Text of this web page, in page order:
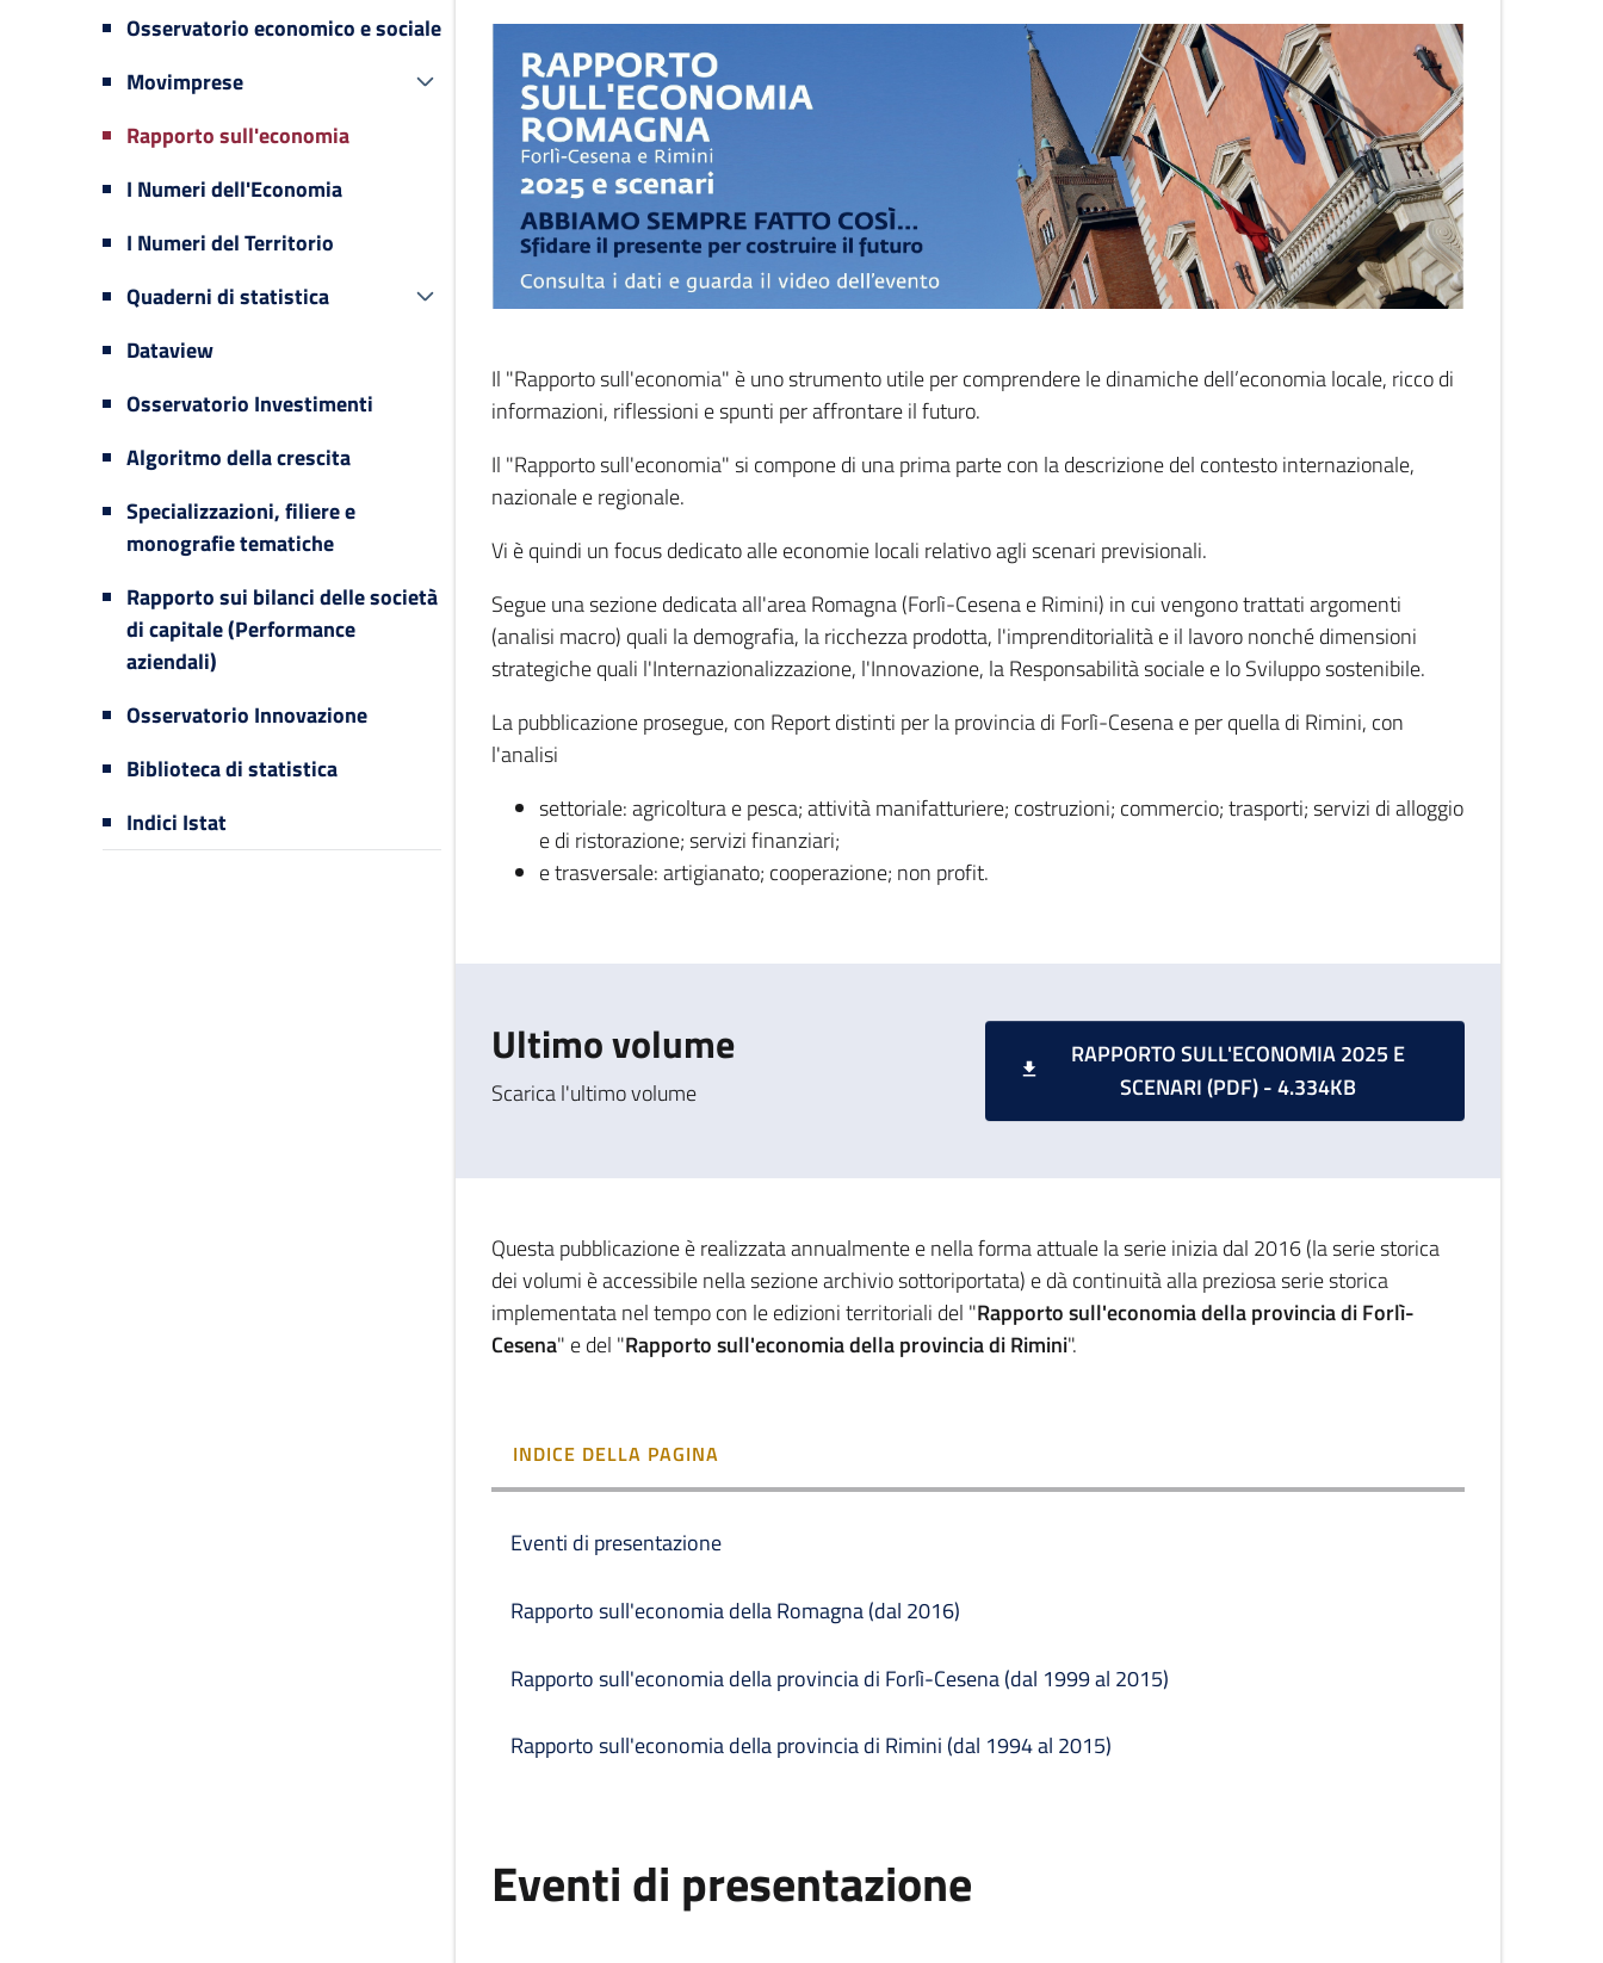
Osservatorio economico e sociale
Movimprese
Rapporto sull'economia
I Numeri dell'Economia
I Numeri del Territorio
Quaderni di statistica
Dataview
Osservatorio Investimenti
Algoritmo della crescita
Specializzazioni, filiere e
monografie tematiche
Rapporto sui bilanci delle società
di capitale (Performance
aziendali)
Osservatorio Innovazione
Biblioteca di statistica
Indici Istat
Il "Rapporto sull'economia" è uno strumento utile per comprendere le dinamiche dell’economia locale, ricco di
informazioni, riflessioni e spunti per affrontare il futuro.
Il "Rapporto sull'economia" si compone di una prima parte con la descrizione del contesto internazionale,
nazionale e regionale.
Vi è quindi un focus dedicato alle economie locali relativo agli scenari previsionali.
Segue una sezione dedicata all'area Romagna (Forlì-Cesena e Rimini) in cui vengono trattati argomenti
(analisi macro) quali la demografia, la ricchezza prodotta, l'imprenditorialità e il lavoro nonché dimensioni
strategiche quali l'Internazionalizzazione, l'Innovazione, la Responsabilità sociale e lo Sviluppo sostenibile.
La pubblicazione prosegue, con Report distinti per la provincia di Forlì-Cesena e per quella di Rimini, con
l'analisi
settoriale: agricoltura e pesca; attività manifatturiere; costruzioni; commercio; trasporti; servizi di alloggio
e di ristorazione; servizi finanziari;
e trasversale: artigianato; cooperazione; non profit.
Ultimo volume
Scarica l'ultimo volume
RAPPORTO SULL'ECONOMIA 2025 E
SCENARI (PDF) - 4.334KB
Questa pubblicazione è realizzata annualmente e nella forma attuale la serie inizia dal 2016 (la serie storica
dei volumi è accessibile nella sezione archivio sottoriportata) e dà continuità alla preziosa serie storica
implementata nel tempo con le edizioni territoriali del "Rapporto sull'economia della provincia di Forlì-
Cesena" e del "Rapporto sull'economia della provincia di Rimini".
INDICE DELLA PAGINA
Eventi di presentazione
Rapporto sull'economia della Romagna (dal 2016)
Rapporto sull'economia della provincia di Forlì-Cesena (dal 1999 al 2015)
Rapporto sull'economia della provincia di Rimini (dal 1994 al 2015)
Eventi di presentazione